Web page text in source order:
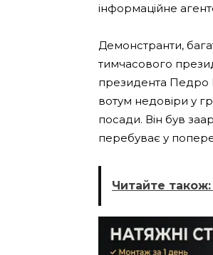
інформаційне
Демонстранти,
тимчасового
президента Педро
вотум недовіри у
посади. Він був
перебуває у
Читайте також: